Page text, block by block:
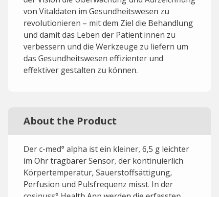
von Vitaldaten im Gesundheitswesen zu
revolutionieren – mit dem Ziel die Behandlung
und damit das Leben der Patient:innen zu
verbessern und die Werkzeuge zu liefern um
das Gesundheitswesen effizienter und
effektiver gestalten zu können.
About the Product
Der c-med° alpha ist ein kleiner, 6,5 g leichter
im Ohr tragbarer Sensor, der kontinuierlich
Körpertemperatur, Sauerstoffsättigung,
Perfusion und Pulsfrequenz misst. In der